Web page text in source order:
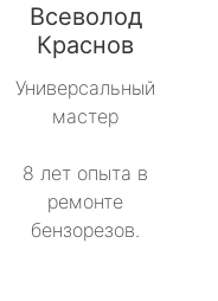
Всеволод
Краснов
Универсальный
мастер
8 лет опыта в
ремонте
бензорезов.